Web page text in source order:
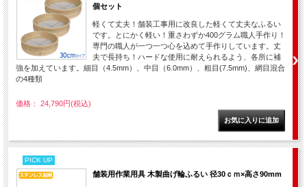
個セット
軽くて丈夫！舗装工事用に改良した軽くて丈夫なふるい
です。とにかく軽い！重さわずか400グラム職人手作り！
専門の職人が一つ一つ心を込めて手作りしています。丈
夫で長持ち！ハードな使用に耐えられるよう、各所に補
強を加えています。細目（4.5mm）、中目（6.0mm）、粗目(7.5mm)、網目混合
の4種類
価格： 24,790円(税込)
PICK UP
舗装用作業用具 木製曲げ輪ふるい 径30ｃｍ×高さ90mm